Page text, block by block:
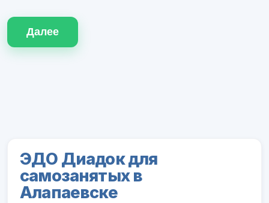
Далее
ЭДО Диадок для
самозанятых в
Алапаевске